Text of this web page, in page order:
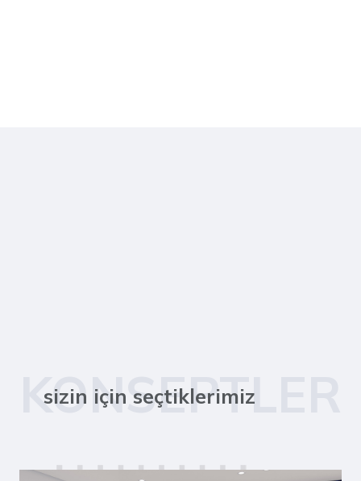
KONSEPTLER
sizin için seçtiklerimiz